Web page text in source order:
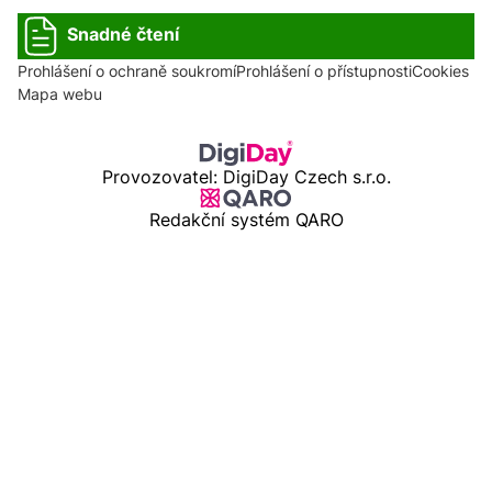
Snadné čtení
Prohlášení o ochraně soukromíProhlášení o přístupnostiCookies
Mapa webu
Provozovatel: DigiDay Czech s.r.o.
Redakční systém QARO